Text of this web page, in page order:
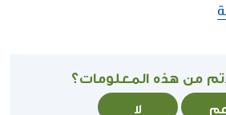
من هذه المعلومات؟
لا